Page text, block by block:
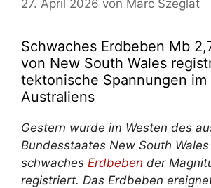
27. April 2026 von Marc Szeglat
Schwaches Erdbeben Mb
von New South Wales
tektonische Spannungen im
Australiens
Gestern wurde im Westen des
Bundesstaates New South Wales
schwaches Erdbeben der
registriert. Das Erdbeben